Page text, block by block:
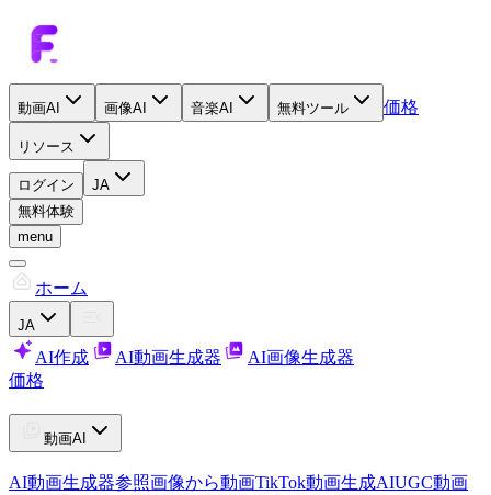
動画AI 画像AI 音楽AI 無料ツール 価格
リソース
ログイン
JA
無料体験
menu
ホーム
JA
AI作成 AI動画生成器
AI画像生成器
価格
動画AI
AI動画生成器参照画像から動画TikTok動画生成AIUGC動画